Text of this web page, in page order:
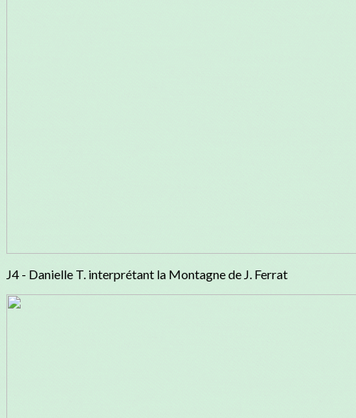
J4 - Danielle T. interprétant la Montagne de J. Ferrat